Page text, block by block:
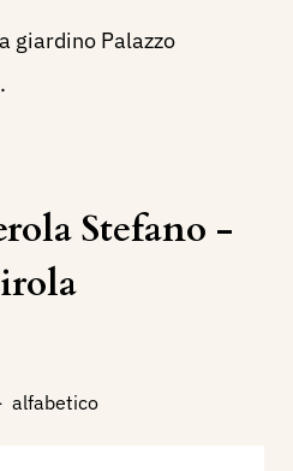
giardino Palazzo
Stefano -
alfabetico